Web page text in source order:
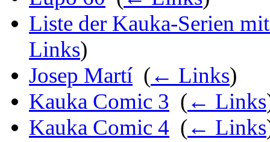
Liste der Kauka-Serien
Links)
Josep Martí (← Links)
Kauka Comic 3 (← Links
Kauka Comic 4 (← Links